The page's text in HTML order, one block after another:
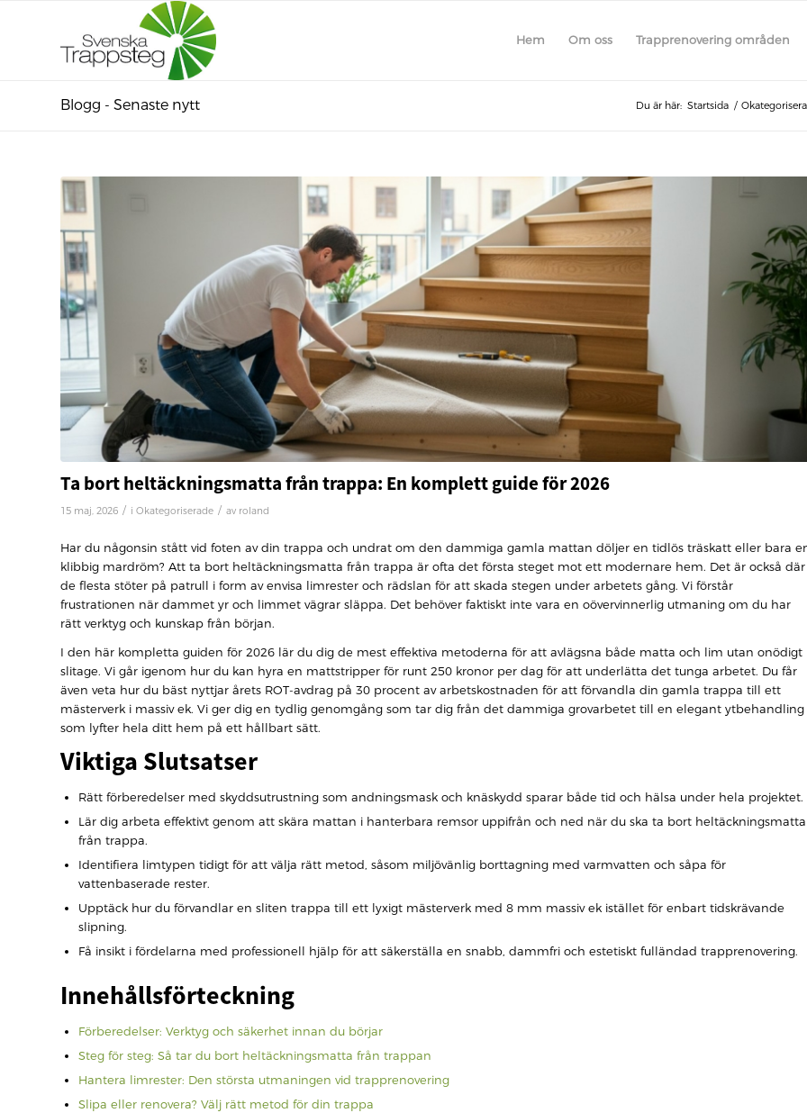
Hem Om oss Trapprenovering områden
Blogg - Senaste nytt Du är här: Startsida /
Ta bort heltäckningsmatta från trappa: En komplett guide för 2026
15 maj, 2026 / i Okategoriserade / av roland
Har du någonsin stått vid foten av din trappa och undrat om den dammiga gamla mattan döljer en tidlös träskatt eller bara
klibbig mardröm? Att ta bort heltäckningsmatta från trappa är ofta det första steget mot ett modernare hem. Det är också där
de flesta stöter på patrull i form av envisa limrester och rädslan för att skada stegen under arbetets gång. Vi förstår
frustrationen när dammet yr och limmet vägrar släppa. Det behöver faktiskt inte vara en oövervinnerlig utmaning om du har
rätt verktyg och kunskap från början.
I den här kompletta guiden för 2026 lär du dig de mest effektiva metoderna för att avlägsna både matta och lim utan onödigt
slitage. Vi går igenom hur du kan hyra en mattstripper för runt 250 kronor per dag för att underlätta det tunga arbetet. Du får
även veta hur du bäst nyttjar årets ROT-avdrag på 30 procent av arbetskostnaden för att förvandla din gamla trappa till ett
mästerverk i massiv ek. Vi ger dig en tydlig genomgång som tar dig från det dammiga grovarbetet till en elegant ytbehandling
som lyfter hela ditt hem på ett hållbart sätt.
Viktiga Slutsatser
Rätt förberedelser med skyddsutrustning som andningsmask och knäskydd sparar både tid och hälsa under hela projektet.
Lär dig arbeta effektivt genom att skära mattan i hanterbara remsor uppifrån och ned när du ska ta bort heltäckningsmatta
från trappa.
Identifiera limtypen tidigt för att välja rätt metod, såsom miljövänlig borttagning med varmvatten och såpa för
vattenbaserade rester.
Upptäck hur du förvandlar en sliten trappa till ett lyxigt mästerverk med 8 mm massiv ek istället för enbart tidskrävande
slipning.
Få insikt i fördelarna med professionell hjälp för att säkerställa en snabb, dammfri och estetiskt fulländad trapprenovering.
Innehållsförteckning
Förberedelser: Verktyg och säkerhet innan du börjar
Steg för steg: Så tar du bort heltäckningsmatta från trappan
Hantera limrester: Den största utmaningen vid trapprenovering
Slipa eller renovera? Välj rätt metod för din trappa